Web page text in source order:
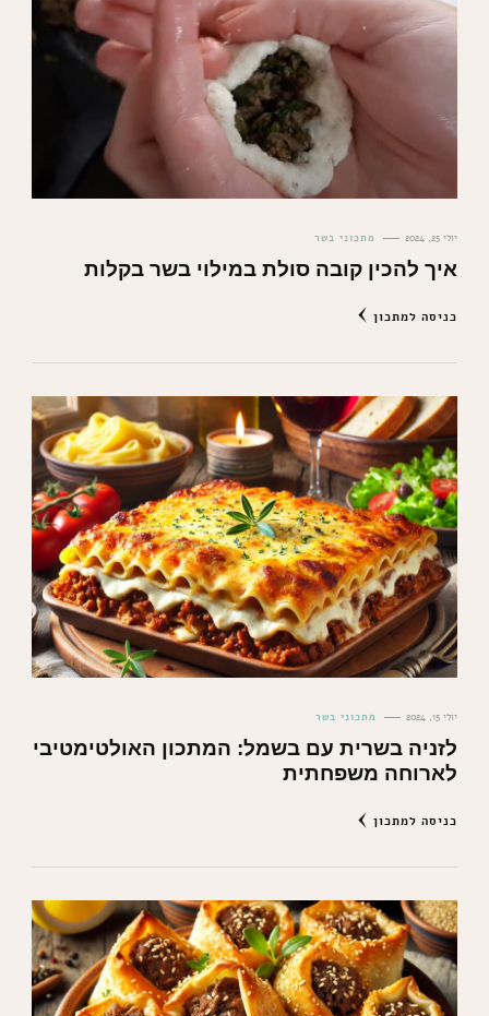
יולי 25, 2024 מתכוני בשר
איך להכין קובה סולת במילוי בשר בקלות
כניסה למתכון
יולי 15, 2024 מתכוני בשר
לזניה בשרית עם בשמל: המתכון האולטימטיבי
לארוחה משפחתית
כניסה למתכון